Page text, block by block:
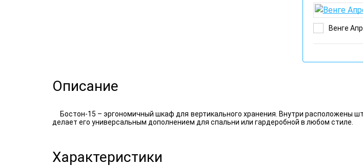
Венге
Описание
Бостон-15 – эргономичный шкаф для вертикального хранения. Внутри расположены
делает его универсальным дополнением для спальни или гардеробной в любом стиле.
Характеристики